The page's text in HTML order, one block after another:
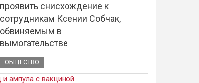
проявить снисхождение к
сотрудникам Ксении Собчак,
обвиняемым в
вымогательстве
ОБЩЕСТВО